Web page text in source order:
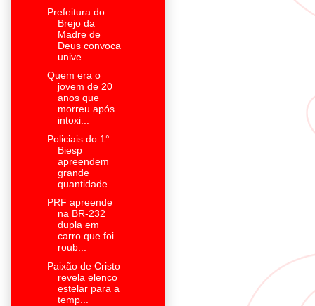
Prefeitura do
Brejo da
Madre de
Deus convoca
unive...
Quem era o
jovem de 20
anos que
morreu após
intoxi...
Policiais do 1°
Biesp
apreendem
grande
quantidade ...
PRF apreende
na BR-232
dupla em
carro que foi
roub...
Paixão de Cristo
revela elenco
estelar para a
temp...